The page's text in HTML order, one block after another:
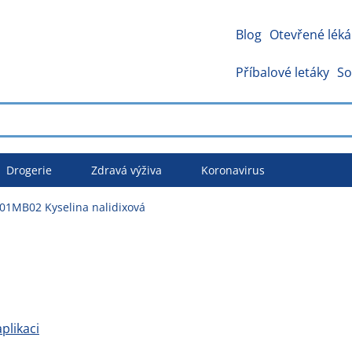
Blog Otevřené
Příbalové letáky
Drogerie Zdravá výživa Koronavirus
Kyselina nalidixová